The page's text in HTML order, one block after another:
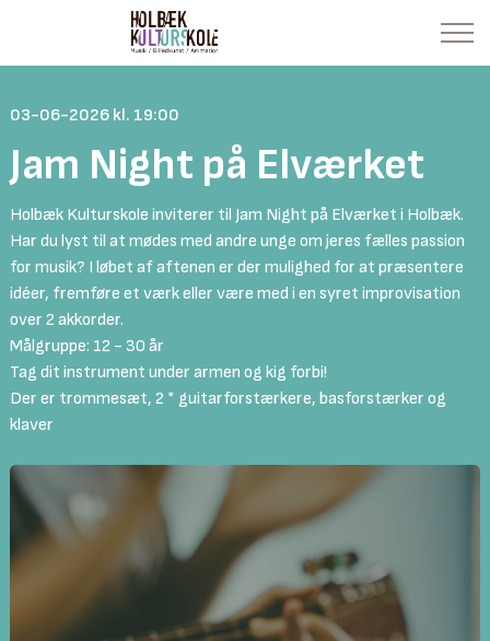
03-06-2026 kl. 19:00
Jam Night på Elværket
Holbæk Kulturskole inviterer til Jam Night på Elværket i Holbæk.
Har du lyst til at mødes med andre unge om jeres fælles passion
for musik? I løbet af aftenen er der mulighed for at præsentere
idéer, fremføre et værk eller være med i en syret improvisation
over 2 akkorder.
Målgruppe: 12 - 30 år
Tag dit instrument under armen og kig forbi!
Der er trommesæt, 2 * guitarforstærkere, basforstærker og
klaver